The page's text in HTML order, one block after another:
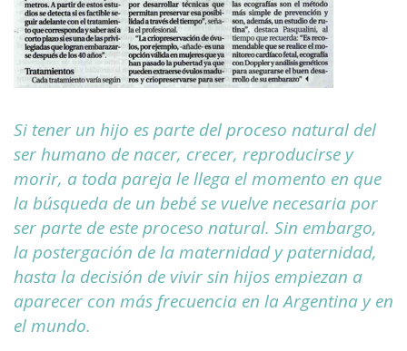
Si tener un hijo es parte del proceso natural del
ser humano de nacer, crecer, reproducirse y
morir, a toda pareja le llega el momento en que
la búsqueda de un bebé se vuelve necesaria por
ser parte de este proceso natural. Sin embargo,
la postergación de la maternidad y paternidad,
hasta la decisión de vivir sin hijos empiezan a
aparecer con más frecuencia en la Argentina y en
el mundo.